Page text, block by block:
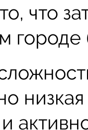
что